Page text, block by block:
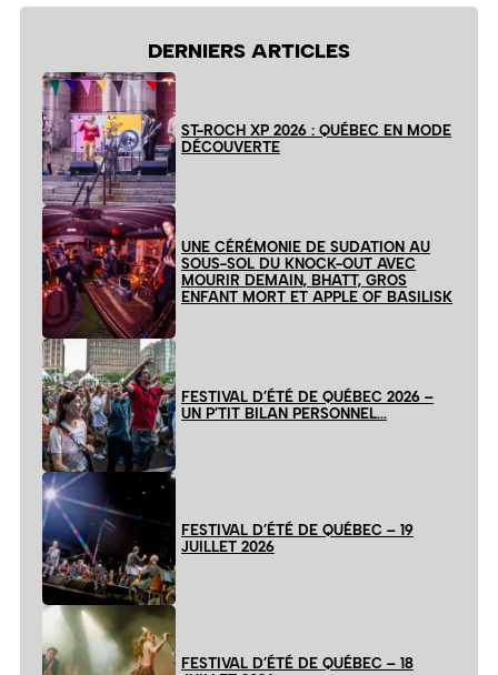
DERNIERS ARTICLES
ST-ROCH XP 2026 : QUÉBEC EN MODE
DÉCOUVERTE
UNE CÉRÉMONIE DE SUDATION AU
SOUS-SOL DU KNOCK-OUT AVEC
MOURIR DEMAIN, BHATT, GROS
ENFANT MORT ET APPLE OF BASILISK
FESTIVAL D’ÉTÉ DE QUÉBEC 2026 –
UN P’TIT BILAN PERSONNEL…
FESTIVAL D’ÉTÉ DE QUÉBEC – 19
JUILLET 2026
FESTIVAL D’ÉTÉ DE QUÉBEC – 18